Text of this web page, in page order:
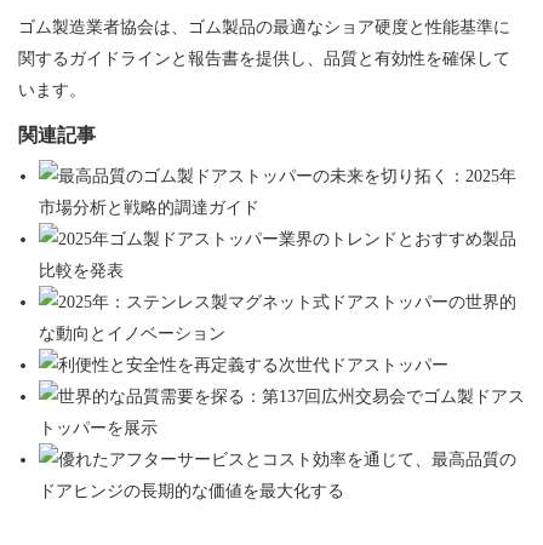
ゴム製造業者協会は、ゴム製品の最適なショア硬度と性能基準に
関するガイドラインと報告書を提供し、品質と有効性を確保して
います。
関連記事